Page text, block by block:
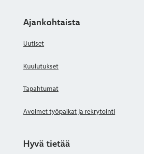
Ajankohtaista
Uutiset
Kuulutukset
Tapahtumat
Avoimet työpaikat ja rekrytointi
Hyvä tietää